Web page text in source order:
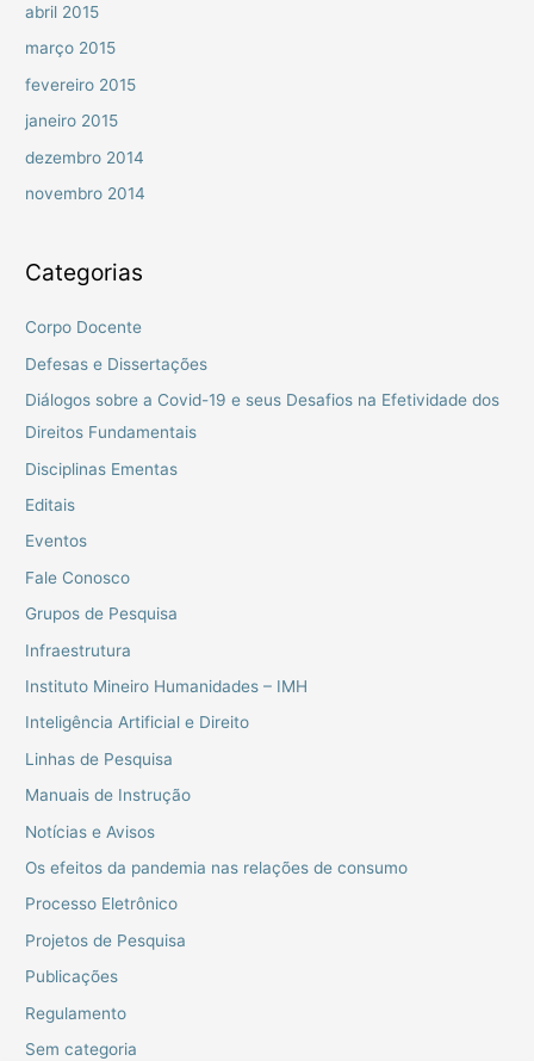
abril 2015
março 2015
fevereiro 2015
janeiro 2015
dezembro 2014
novembro 2014
Categorias
Corpo Docente
Defesas e Dissertações
Diálogos sobre a Covid-19 e seus Desafios na Efetividade dos
Direitos Fundamentais
Disciplinas Ementas
Editais
Eventos
Fale Conosco
Grupos de Pesquisa
Infraestrutura
Instituto Mineiro Humanidades – IMH
Inteligência Artificial e Direito
Linhas de Pesquisa
Manuais de Instrução
Notícias e Avisos
Os efeitos da pandemia nas relações de consumo
Processo Eletrônico
Projetos de Pesquisa
Publicações
Regulamento
Sem categoria